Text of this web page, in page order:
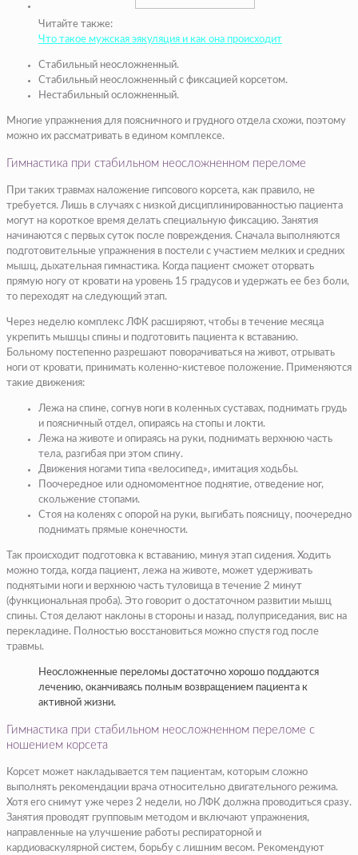
Читайте также:
Что такое мужская эякуляция и как она происходит
Стабильный неосложненный.
Стабильный неосложненный с фиксацией корсетом.
Нестабильный осложненный.
Многие упражнения для поясничного и грудного отдела схожи, поэтому
можно их рассматривать в едином комплексе.
Гимнастика при стабильном неосложненном переломе
При таких травмах наложение гипсового корсета, как правило, не
требуется. Лишь в случаях с низкой дисциплинированностью пациента
могут на короткое время делать специальную фиксацию. Занятия
начинаются с первых суток после повреждения. Сначала выполняются
подготовительные упражнения в постели с участием мелких и средних
мышц, дыхательная гимнастика. Когда пациент сможет оторвать
прямую ногу от кровати на уровень 15 градусов и удержать ее без боли,
то переходят на следующий этап.
Через неделю комплекс ЛФК расширяют, чтобы в течение месяца
укрепить мышцы спины и подготовить пациента к вставанию.
Больному постепенно разрешают поворачиваться на живот, отрывать
ноги от кровати, принимать коленно-кистевое положение. Применяются
такие движения:
Лежа на спине, согнув ноги в коленных суставах, поднимать грудь
и поясничный отдел, опираясь на стопы и локти.
Лежа на животе и опираясь на руки, поднимать верхнюю часть
тела, разгибая при этом спину.
Движения ногами типа «велосипед», имитация ходьбы.
Поочередное или одномоментное поднятие, отведение ног,
скольжение стопами.
Стоя на коленях с опорой на руки, выгибать поясницу, поочередно
поднимать прямые конечности.
Так происходит подготовка к вставанию, минуя этап сидения. Ходить
можно тогда, когда пациент, лежа на животе, может удерживать
поднятыми ноги и верхнюю часть туловища в течение 2 минут
(функциональная проба). Это говорит о достаточном развитии мышц
спины. Стоя делают наклоны в стороны и назад, полуприседания, вис на
перекладине. Полностью восстановиться можно спустя год после
травмы.
Неосложненные переломы достаточно хорошо поддаются
лечению, оканчиваясь полным возвращением пациента к
активной жизни.
Гимнастика при стабильном неосложненном переломе с
ношением корсета
Корсет может накладывается тем пациентам, которым сложно
выполнять рекомендации врача относительно двигательного режима.
Хотя его снимут уже через 2 недели, но ЛФК должна проводиться сразу.
Занятия проводят групповым методом и включают упражнения,
направленные на улучшение работы респираторной и
кардиоваскулярной систем, борьбу с лишним весом. Рекомендуют